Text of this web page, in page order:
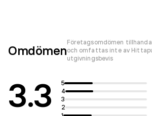
Omdömen
Företagsomdömen
och omfattas inte av
utgivningsbevis
3.3
5
4
3
2